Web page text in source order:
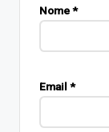
Nome*
Email *